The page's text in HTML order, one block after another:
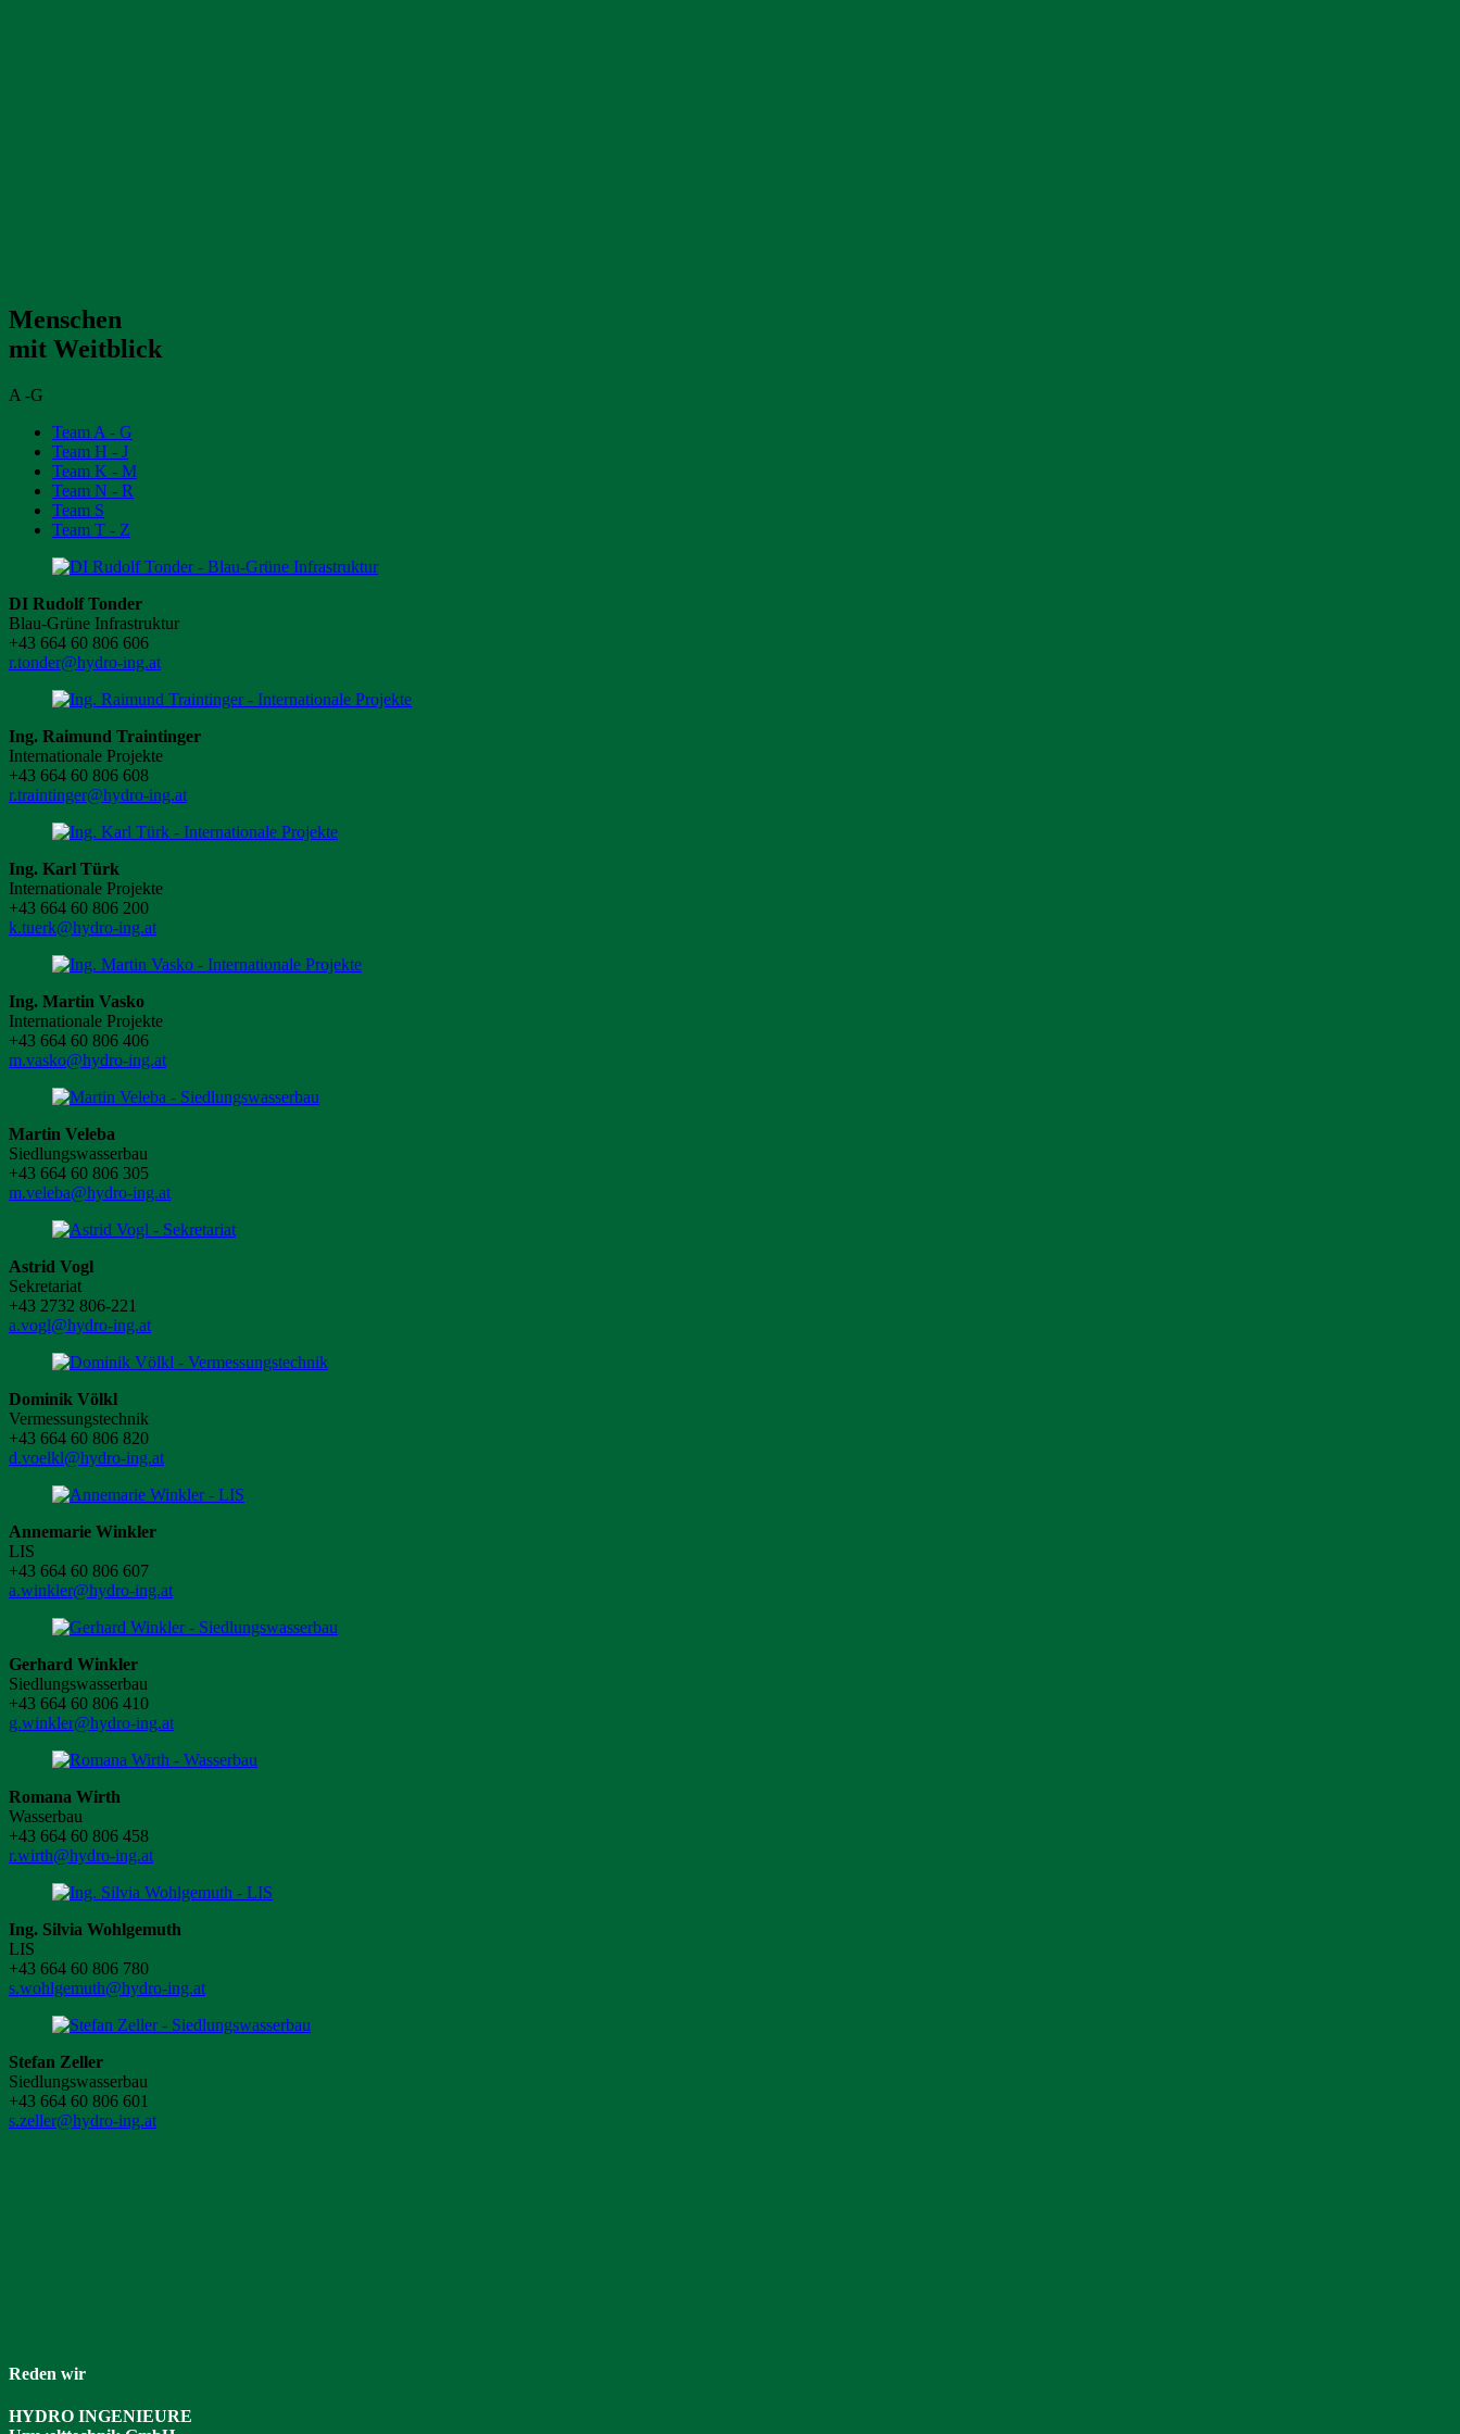
Menschen
mit Weitblick
A -G
Team A - G
Team H - J
Team K - M
Team N - R
Team S
Team T - Z
DI Rudolf Tonder
Blau-Grüne Infrastruktur
+43 664 60 806 606
r.tonder@hydro-ing.at
Ing. Raimund Traintinger
Internationale Projekte
+43 664 60 806 608
r.traintinger@hydro-ing.at
Ing. Karl Türk
Internationale Projekte
+43 664 60 806 200
k.tuerk@hydro-ing.at
Ing. Martin Vasko
Internationale Projekte
+43 664 60 806 406
m.vasko@hydro-ing.at
Martin Veleba
Siedlungswasserbau
+43 664 60 806 305
m.veleba@hydro-ing.at
Astrid Vogl
Sekretariat
+43 2732 806-221
a.vogl@hydro-ing.at
Dominik Völkl
Vermessungstechnik
+43 664 60 806 820
d.voelkl@hydro-ing.at
Annemarie Winkler
LIS
+43 664 60 806 607
a.winkler@hydro-ing.at
Gerhard Winkler
Siedlungswasserbau
+43 664 60 806 410
g.winkler@hydro-ing.at
Romana Wirth
Wasserbau
+43 664 60 806 458
r.wirth@hydro-ing.at
Ing. Silvia Wohlgemuth
LIS
+43 664 60 806 780
s.wohlgemuth@hydro-ing.at
Stefan Zeller
Siedlungswasserbau
+43 664 60 806 601
s.zeller@hydro-ing.at
Reden wir
HYDRO INGENIEURE